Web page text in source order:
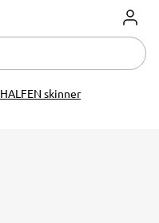
Log
HALFEN skinner